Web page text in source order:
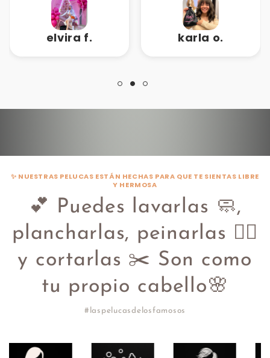
elvira f. karla o.
✨ NUESTRAS PELUCAS ESTÁN HECHAS PARA QUE TE SIENTAS LIBRE
Y HERMOSA
💕 Puedes lavarlas 🧼,
plancharlas, peinarlas 💇‍♀️
y cortarlas ✂️ Son como
tu propio cabello🌸
#laspelucasdelosfamosos